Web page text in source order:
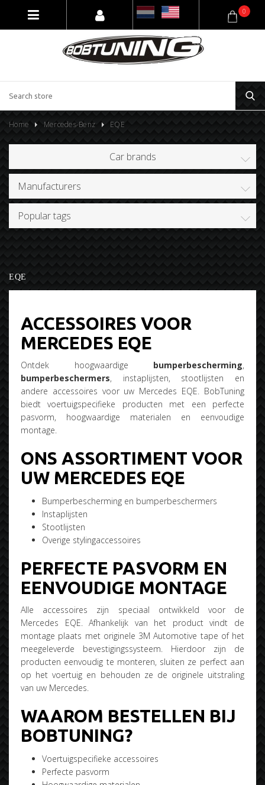
0
Home Mercedes-Benz EQE
Car brands
Manufacturers
Popular tags
EQE
ACCESSOIRES VOOR
MERCEDES EQE
Ontdek hoogwaardige bumperbescherming,
bumperbeschermers, instaplijsten, stootlijsten en
andere accessoires voor uw Mercedes EQE. BobTuning
biedt voertuigspecifieke producten met een perfecte
pasvorm, hoogwaardige materialen en eenvoudige
montage.
ONS ASSORTIMENT VOOR
UW MERCEDES EQE
Bumperbescherming en bumperbeschermers
Instaplijsten
Stootlijsten
Overige stylingaccessoires
PERFECTE PASVORM EN
EENVOUDIGE MONTAGE
Alle accessoires zijn speciaal ontwikkeld voor de
Mercedes EQE. Afhankelijk van het product vindt de
montage plaats met originele 3M Automotive tape of het
meegeleverde bevestigingssysteem. Hierdoor zijn de
producten eenvoudig te monteren, sluiten ze perfect aan
op het voertuig en behouden ze de originele uitstraling
van uw Mercedes.
WAAROM BESTELLEN BIJ
BOBTUNING?
Voertuigspecifieke accessoires
Perfecte pasvorm